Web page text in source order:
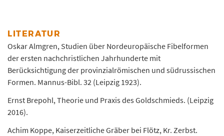
LITERATUR
Oskar Almgren, Studien über Nordeuropäische Fibelformen
der ersten nachchristlichen Jahrhunderte mit
Berücksichtigung der provinzialrömischen und südrussischen
Formen. Mannus-Bibl. 32 (Leipzig 1923).
Ernst Brepohl, Theorie und Praxis des Goldschmieds. (Leipzig
2016).
Achim Koppe, Kaiserzeitliche Gräber bei Flötz, Kr. Zerbst.